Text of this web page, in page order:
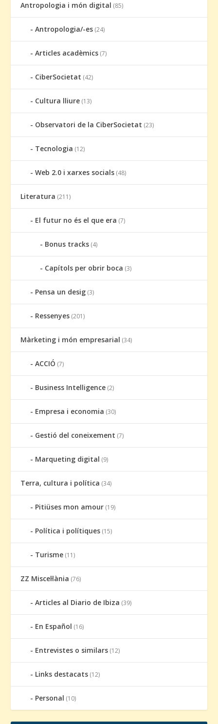
Antropologia i món digital (85)
Antropologia/-es (24)
Articles acadèmics (7)
CiberSocietat (42)
Cultura lliure (13)
Observatori de la CiberSocietat (23)
Tecnologia (12)
Web 2.0 i xarxes socials (48)
Literatura (211)
El futur no és el que era (7)
Bonus tracks (4)
Capítols per obrir boca (3)
Pensa un desig (3)
Ressenyes (201)
Màrketing i món empresarial (34)
ACCIÓ (7)
Business Intelligence (2)
Empresa i economia (30)
Gestió del coneixement (7)
Marqueting digital (9)
Terra, cultura i política (34)
Pitiüses mon amour (19)
Política i polítiques (15)
Turisme (11)
ZZ Miscel·lània (76)
Articles al Diario de Ibiza (39)
En Español (16)
Entrevistes o similars (12)
Links destacats (12)
Personal (10)